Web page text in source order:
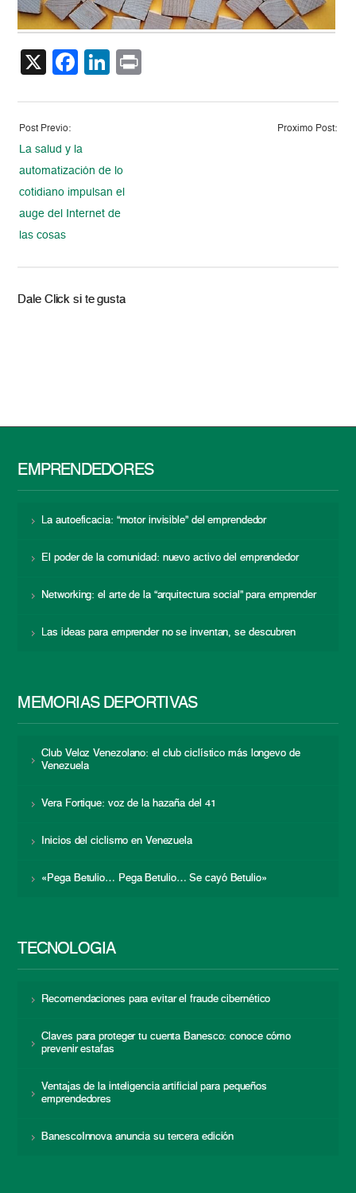
X Facebook
LinkedIn
Post Previo:
La salud y la
automatización de lo
cotidiano impulsan el
auge del Internet de
las cosas
Proximo Post:
Dale Click si te gusta
EMPRENDEDORES
La autoeficacia: “motor invisible” del emprendedor
El poder de la comunidad: nuevo activo del emprendedor
Networking: el arte de la “arquitectura social” para emprender
Las ideas para emprender no se inventan, se descubren
MEMORIAS DEPORTIVAS
Club Veloz Venezolano: el club ciclístico más longevo de
Venezuela
Vera Fortique: voz de la hazaña del 41
Inicios del ciclismo en Venezuela
«Pega Betulio… Pega Betulio… Se cayó Betulio»
TECNOLOGÍA
Recomendaciones para evitar el fraude cibernético
Claves para proteger tu cuenta Banesco: conoce cómo
prevenir estafas
Ventajas de la inteligencia artificial para pequeños
emprendedores
BanescoInnova anuncia su tercera edición